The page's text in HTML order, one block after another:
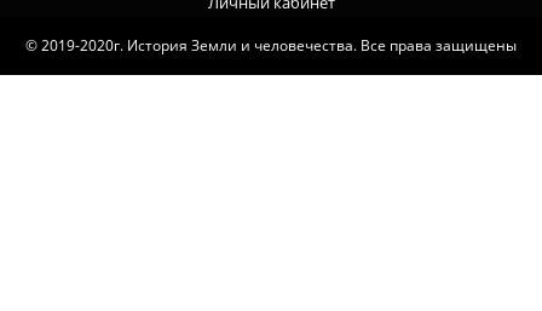
© 2019-2020г. История Земли и человечества. Все права защищены